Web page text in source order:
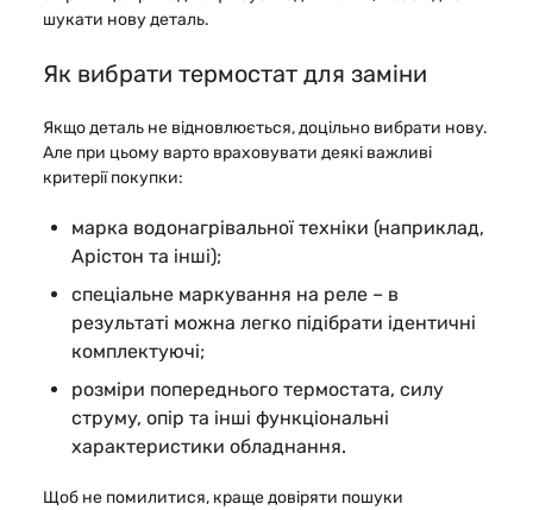
шукати нову деталь.
Як вибрати термостат для заміни
Якщо деталь не відновлюється, доцільно вибрати нову.
Але при цьому варто враховувати деякі важливі
критерії покупки:
марка водонагрівальної техніки (наприклад,
Арістон та інші);
спеціальне маркування на реле – в
результаті можна легко підібрати ідентичні
комплектуючі;
розміри попереднього термостата, силу
струму, опір та інші функціональні
характеристики обладнання.
Щоб не помилитися, краще довіряти пошуки